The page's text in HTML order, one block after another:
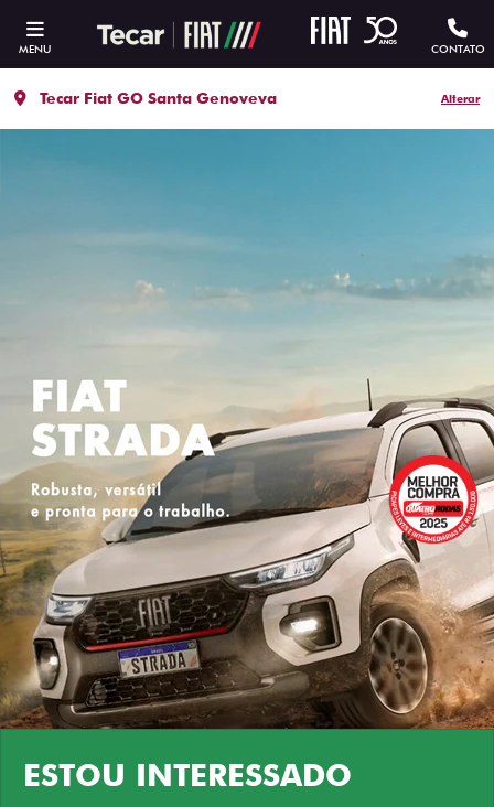
MENU CONTATO
Tecar Fiat GO Santa Genoveva Alterar
ESTOU INTERESSADO